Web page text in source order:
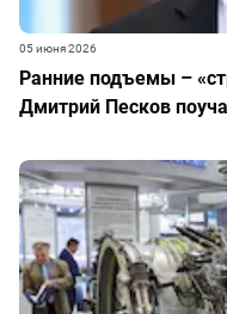
Ранние подъемы –
Дмитрий Песков
05 июня 2026